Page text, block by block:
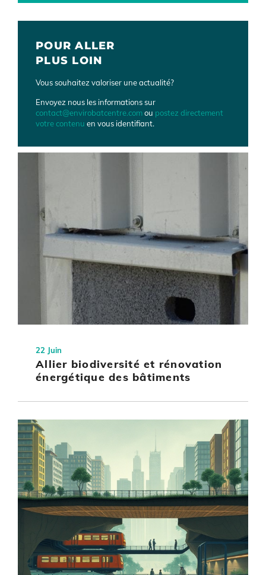
POUR ALLER
PLUS LOIN
Vous souhaitez valoriser une actualité?
Envoyez nous les informations sur
contact@envirobatcentre.comou postez directement
votre contenu en vous identifiant.
22 Juin
Allier biodiversité et rénovation
énergétique des bâtiments